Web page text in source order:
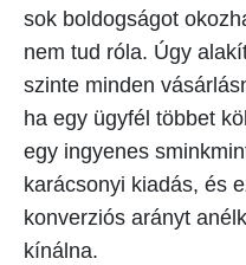
sok boldogságot
nem tud róla. Úgy
szinte minden
ha egy ügyfél többet
egy ingyenes
karácsonyi kiadás, és
konverziós arányt
kínálna.